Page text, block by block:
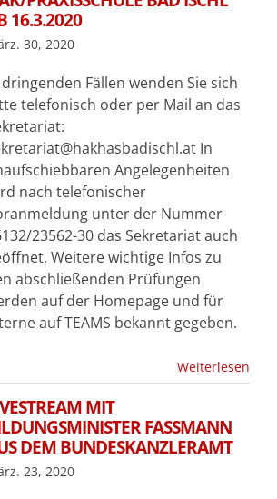
16.3.2020
30, 2020
Fällen wenden Sie sich
telefonisch oder per Mail an das
In
Angelegenheiten
nach telefonischer
unter der Nummer
23562-30 das Sekretariat auch
Weitere wichtige Infos zu
abschließenden Prüfungen
auf der Homepage und für
auf TEAMS bekannt gegeben.
Weiterlesen
MIT
FASSMANN
DEM BUNDESKANZLERAMT
23, 2020